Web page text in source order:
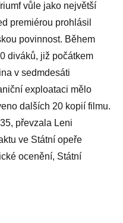
1936vůle jako největší
premiérou prohlásil
povinnost. Během
diváků, již počátkem
v sedmdesáti
exploataci mělo
dalších 20 kopií filmu.
převzala Leni
ve Státní opeře
ocenění, Státní